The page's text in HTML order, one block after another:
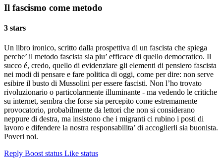
Il fascismo come metodo
3 stars
Un libro ironico, scritto dalla prospettiva di un fascista che spiega
perche’ il metodo fascista sia piu’ efficace di quello democratico. Il
succo é, credo, quello di evidenziare gli elementi di pensiero fascista
nei modi di pensare e fare politica di oggi, come per dire: non serve
esibire il busto di Mussolini per essere fascisti. Non l’ho trovato
rivoluzionario o particolarmente illuminante - ma vedendo le critiche
su internet, sembra che forse sia percepito come estremamente
provocatorio, probabilmente da lettori che non si considerano
neppure di destra, ma insistono che i migranti ci rubino i posti di
lavoro e difendere la nostra responsabilita’ di accoglierli sia buonista.
Poveri noi.
Reply Boost status Like status